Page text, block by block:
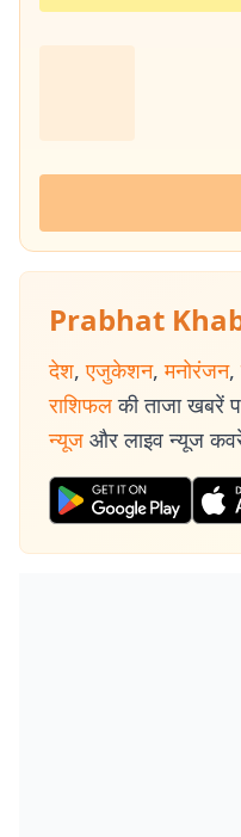
Prabhat
देश, एजुकेशन, मनोरंजन,
राशिफल की ताजा खबरें
न्यूज और लाइव न्यूज